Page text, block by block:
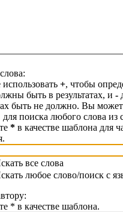
+, чтобы
быть в результатах, и -
быть не должно. Вы
для поиска любого слова из
* в качестве шаблона для
все слова
любое слово/поиск с
* в качестве шаблона.